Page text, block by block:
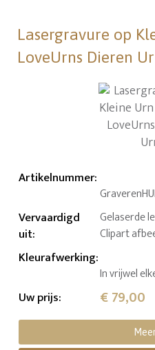
Lasergravure op
LoveUrns Dieren
Artikelnummer:
Vervaardigd
uit:
Gelaserde
Clipart
Kleurafwerking:
In vrijwel
Uw prijs: € 79,00